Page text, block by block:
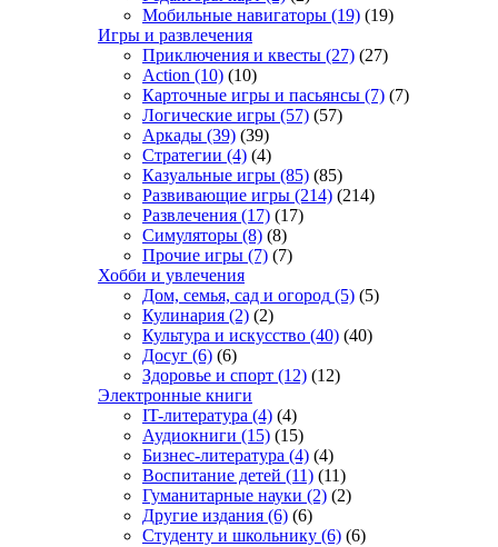
Мобильные навигаторы (19) (19)
Игры и развлечения
Приключения и квесты (27) (27)
Action (10) (10)
Карточные игры и пасьянсы (7) (7)
Логические игры (57) (57)
Аркады (39) (39)
Стратегии (4) (4)
Казуальные игры (85) (85)
Развивающие игры (214) (214)
Развлечения (17) (17)
Симуляторы (8) (8)
Прочие игры (7) (7)
Хобби и увлечения
Дом, семья, сад и огород (5) (5)
Кулинария (2) (2)
Культура и искусство (40) (40)
Досуг (6) (6)
Здоровье и спорт (12) (12)
Электронные книги
IT-литература (4) (4)
Аудиокниги (15) (15)
Бизнес-литература (4) (4)
Воспитание детей (11) (11)
Гуманитарные науки (2) (2)
Другие издания (6) (6)
Студенту и школьнику (6) (6)